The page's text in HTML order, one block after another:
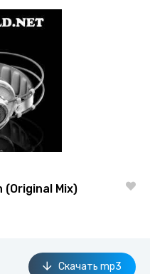
(Original Mix)
Скачать mp3